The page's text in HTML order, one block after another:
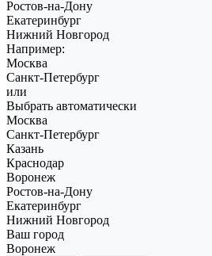
Ростов-на-Дону
Екатеринбург
Нижний Новгород
Например:
Москва
Санкт-Петербург
или
Выбрать автоматически
Москва
Санкт-Петербург
Казань
Краснодар
Воронеж
Ростов-на-Дону
Екатеринбург
Нижний Новгород
Ваш город
Воронеж